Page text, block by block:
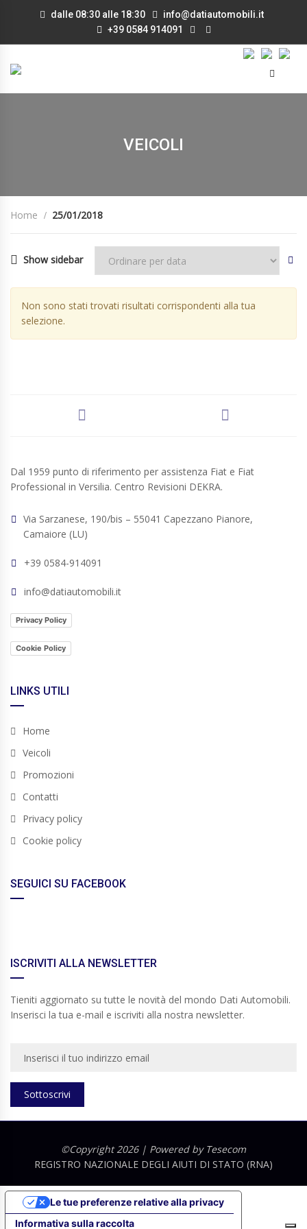
dalle 08:30 alle 18:30
info@datiautomobili.it
+39 0584 914091
VEICOLI
Home 25/01/2018
Show sidebar
Non sono stati trovati risultati corrispondenti alla tua
selezione.
Dal 1959 punto di riferimento per assistenza Fiat e Fiat
Professional in Versilia. Centro Revisioni DEKRA.
Via Sarzanese, 190/bis – 55041 Capezzano Pianore,
Camaiore (LU)
+39 0584-914091
info@datiautomobili.it
Privacy Policy
Cookie Policy
LINKS UTILI
Home
Veicoli
Promozioni
Contatti
Privacy policy
Cookie policy
SEGUICI SU FACEBOOK
ISCRIVITI ALLA NEWSLETTER
Tieniti aggiornato su tutte le novità del mondo Dati Automobili.
Inserisci la tua e-mail e iscriviti alla nostra newsletter.
Sottoscrivi
©Copyright 2026 | Powered by Tesecom
REGISTRO NAZIONALE DEGLI AIUTI DI STATO (RNA)
Informativa sulla raccolta
Le tue preferenze relative alla privacy